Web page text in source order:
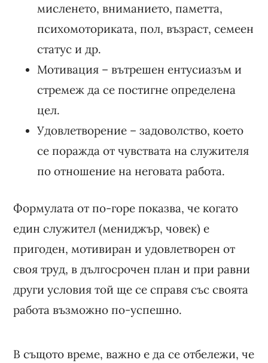
мисленето, вниманието, паметта,
психомоториката, пол, възраст, семеен
статус и др.
Мотивация – вътрешен ентусиазъм и
стремеж да се постигне определена
цел.
Удовлетворение – задоволство, което
се поражда от чувствата на служителя
по отношение на неговата работа.
Формулата от по-горе показва, че когато
един служител (мениджър, човек) е
пригоден, мотивиран и удовлетворен от
своя труд, в дългосрочен план и при равни
други условия той ще се справя със своята
работа възможно по-успешно.
В същото време, важно е да се отбележи, че